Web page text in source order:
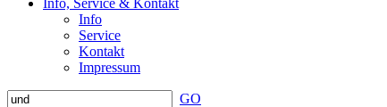
Info, Service & Kontakt
Info
Service
Kontakt
Impressum
GO